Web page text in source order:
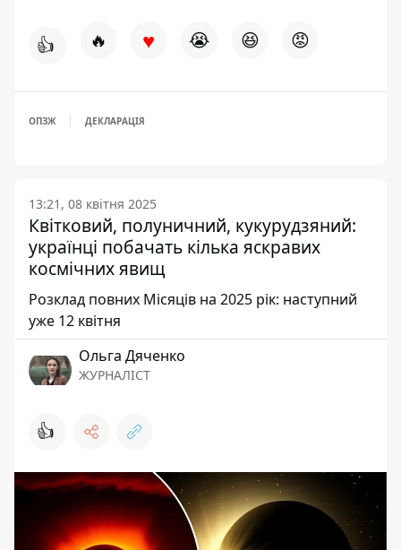
👍 🔥 ♥ 😭 😆 😡
ОПЗЖ ДЕКЛАРАЦІЯ
13:21, 08 квітня 2025
Квітковий, полуничний, кукурудзяний:
українці побачать кілька яскравих
космічних явищ
Розклад повних Місяців на 2025 рік: наступний
уже 12 квітня
Ольга Дяченко
ЖУРНАЛІСТ
👍